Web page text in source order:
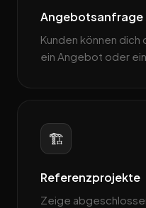
Angebotsanfrage
Kunden können dich
ein Angebot oder
🏗️
Referenzprojekte
Zeige